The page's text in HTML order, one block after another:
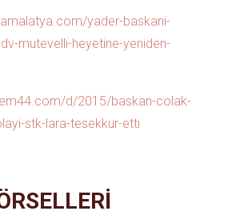
yader-baskani-
mutevelli-heyetine-yeniden-
d/2015/baskan-colak-
stk-lara-tesekkur-etti